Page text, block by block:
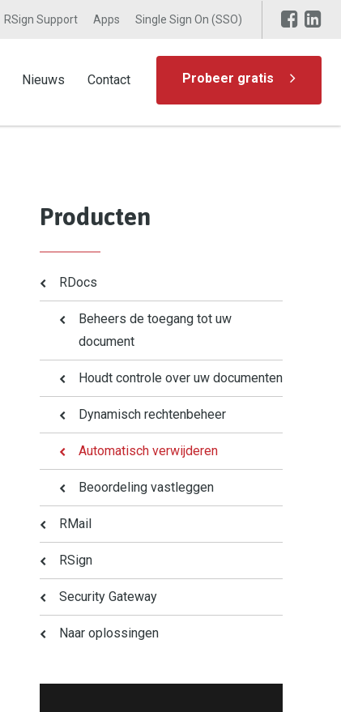
RSign Support Apps Single Sign On (SSO)
Nieuws Contact Probeer gratis
Producten
RDocs
Beheers de toegang tot uw
document
Houdt controle over uw documenten
Dynamisch rechtenbeheer
Automatisch verwijderen
Beoordeling vastleggen
RMail
RSign
Security Gateway
Naar oplossingen